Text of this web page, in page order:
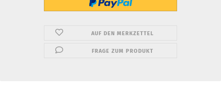
AUF DEN MERKZETTEL
FRAGE ZUM PRODUKT